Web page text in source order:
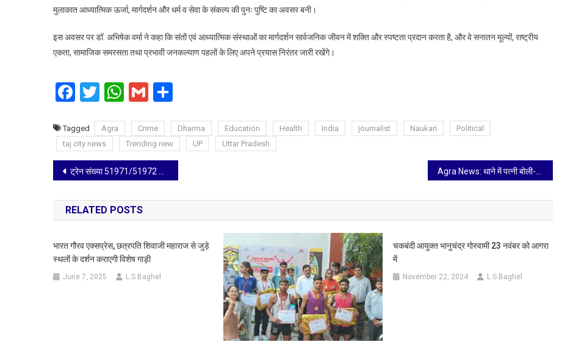
मुलाकात आध्यात्मिक ऊर्जा, मार्गदर्शन और धर्म व सेवा के संकल्प की पुनः पुष्टि का अवसर बनी।
इस अवसर पर डॉ. अभिषेक वर्मा ने कहा कि संतों एवं आध्यात्मिक संस्थाओं का मार्गदर्शन सार्वजनिक जीवन में शक्ति और स्पष्टता प्रदान करता है, और वे सनातन मूल्यों, राष्ट्रीय
एकता, सामाजिक समरसता तथा प्रभावी जनकल्याण पहलों के लिए अपने प्रयास निरंतर जारी रखेंगे।
Facebook
Twitter
WhatsApp
Gmail
Tagged Agra Crime Dharma Education Health India journalist Naukari
Political
taj city news
Trending new UP Uttar Pradesh
Post
navigation
ट्रेन संख्या 51971/51972 मथुरा-अलवर पैसेंजर का बरसाना स्टेशन पर ठहराव
RELATED POSTS
भारत गौरव एक्सप्रेस, छत्रपति शिवाजी महाराज से जुड़े
स्थलों के दर्शन कराएगी विशेष गाड़ी
June 7, 2025 L.S Baghel
चकबंदी आयुक्त भानुचंद्र गोस्वामी 23 नवंबर को आगरा
में
November 22, 2024 L.S Baghel